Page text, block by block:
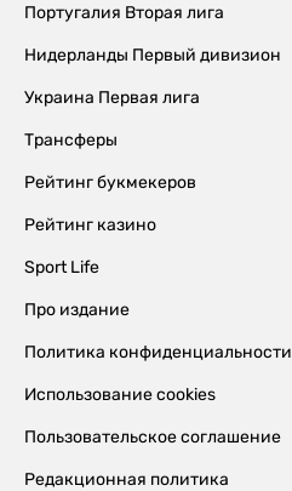
Португалия Вторая лига
Нидерланды Первый дивизион
Украина Первая лига
Трансферы
Рейтинг букмекеров
Рейтинг казино
Sport Life
Про издание
Политика конфиденциальности
Использование cookies
Пользовательское соглашение
Редакционная политика